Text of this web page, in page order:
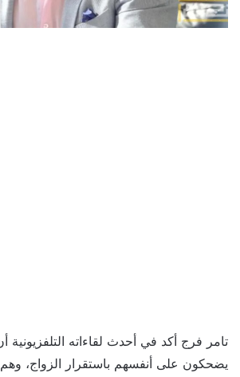
تامر فرج أكد في أحدث لقاءاته التلفزيونية
يضحكون على أنفسهم باستقرار الزواج،